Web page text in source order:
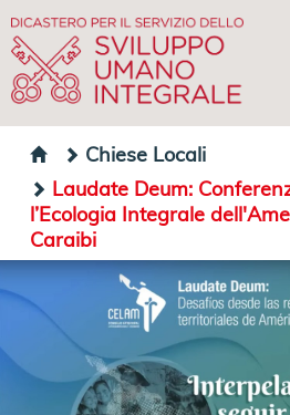
Chiese Locali
Laudate Deum:
l’Ecologia Integrale
Caraibi